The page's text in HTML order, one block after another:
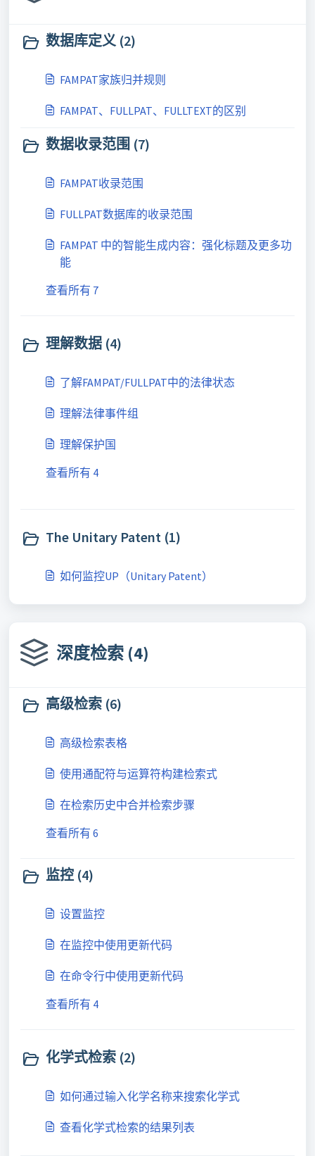
数据库定义 (2)
FAMPAT家族归并规则
FAMPAT、FULLPAT、FULLTEXT的区别
数据收录范围 (7)
FAMPAT收录范围
FULLPAT数据库的收录范围
FAMPAT 中的智能生成内容：强化标题及更多功
能
查看所有 7
理解数据 (4)
了解FAMPAT/FULLPAT中的法律状态
理解法律事件组
理解保护国
查看所有 4
The Unitary Patent (1)
如何监控UP（Unitary Patent）
深度检索 (4)
高级检索 (6)
高级检索表格
使用通配符与运算符构建检索式
在检索历史中合并检索步骤
查看所有 6
监控 (4)
设置监控
在监控中使用更新代码
在命令行中使用更新代码
查看所有 4
化学式检索 (2)
如何通过输入化学名称来搜索化学式
查看化学式检索的结果列表